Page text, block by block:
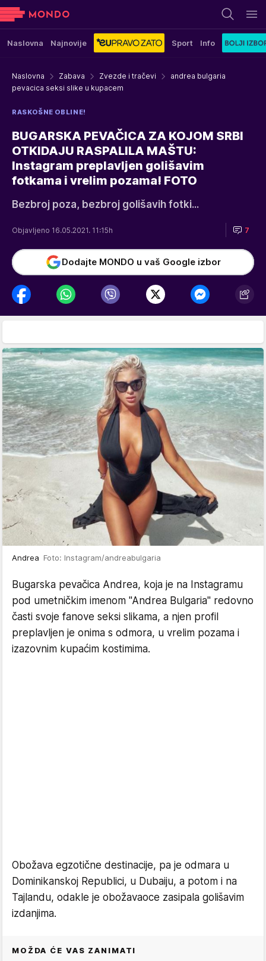
Naslovna Najnovije Sport Info
Naslovna Zabava Zvezde i tračevi
andrea bulgaria
pevacica seksi slike u kupacem
RASKOŠNE OBLINE!
BUGARSKA PEVAČICA ZA KOJOM SRBI
OTKIDAJU RASPALILA MAŠTU:
Instagram preplavljen golišavim
fotkama i vrelim pozama! FOTO
Bezbroj poza, bezbroj golišavih fotki...
Objavljeno 16.05.2021. 11:15h 7
Dodajte MONDO u vaš Google izbor
Andrea Foto: Instagram/andreabulgaria
Bugarska pevačica Andrea, koja je na Instagramu
pod umetničkim imenom "Andrea Bulgaria" redovno
časti svoje fanove seksi slikama, a njen profil
preplavljen je onima s odmora, u vrelim pozama i
izazovnim kupaćim kostimima.
Obožava egzotične destinacije, pa je odmara u
Dominikanskoj Republici, u Dubaiju, a potom i na
Tajlandu, odakle je obožavaoce zasipala golišavim
izdanjima.
MOŽDA ĆE VAS ZANIMATI